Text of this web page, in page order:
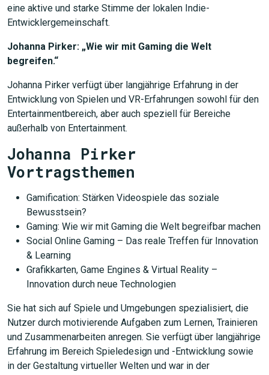
eine aktive und starke Stimme der lokalen Indie-
Entwicklergemeinschaft.
Johanna Pirker: „Wie wir mit Gaming die Welt
begreifen.“
Johanna Pirker verfügt über langjährige Erfahrung in der
Entwicklung von Spielen und VR-Erfahrungen sowohl für den
Entertainmentbereich, aber auch speziell für Bereiche
außerhalb von Entertainment.
Johanna Pirker
Vortragsthemen
Gamification: Stärken Videospiele das soziale
Bewusstsein?
Gaming: Wie wir mit Gaming die Welt begreifbar machen
Social Online Gaming – Das reale Treffen für Innovation
& Learning
Grafikkarten, Game Engines & Virtual Reality –
Innovation durch neue Technologien
Sie hat sich auf Spiele und Umgebungen spezialisiert, die
Nutzer durch motivierende Aufgaben zum Lernen, Trainieren
und Zusammenarbeiten anregen. Sie verfügt über langjährige
Erfahrung im Bereich Spieledesign und -Entwicklung sowie
in der Gestaltung virtueller Welten und war in der